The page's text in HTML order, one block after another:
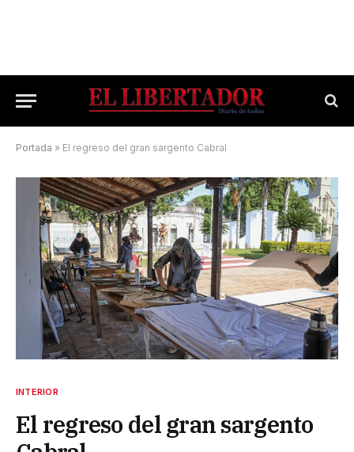
Portada » El regreso del gran sargento Cabral
INTERIOR
El regreso del gran sargento